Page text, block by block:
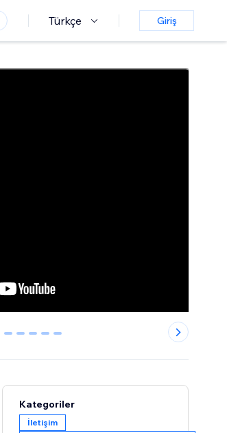
Türkçe Giriş
1 2 3 4 5
Kategoriler
İletişim